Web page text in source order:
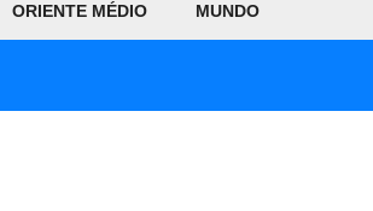
ORIENTE MÉDIO MUNDO